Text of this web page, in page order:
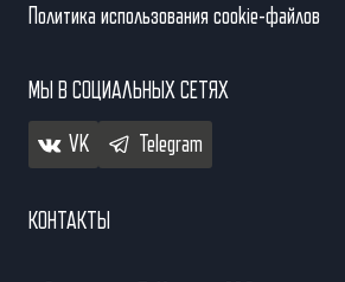
Политика использования cookie-файлов
МЫ В СОЦИАЛЬНЫХ СЕТЯХ
VK Telegram
КОНТАКТЫ